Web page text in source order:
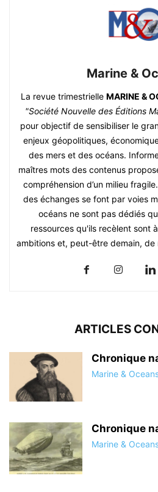
Marine &
La revue trimestrielle MARINE &
"Société Nouvelle des Éditions
pour objectif de sensibiliser le
enjeux géopolitiques,
des mers et des océans.
maîtres mots des contenus
compréhension d’un milieu
des échanges se font par voies
océans ne sont pas dédiés
ressources qu'ils recèlent sont
ambitions et, peut-être demain, de
ARTICLES
Chronique
Marine &
Chronique
Marine &